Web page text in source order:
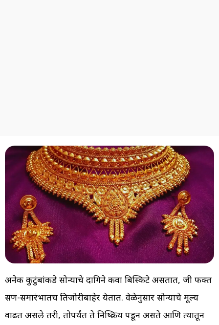
अनेक कुटुंबांकडे सोन्याचे दागिने किंवा बिस्किटे असतात, जी फक्त
सण-समारंभातच तिजोरीबाहेर येतात. वेळेनुसार सोन्याचे मूल्य
वाढत असले तरी, तोपर्यंत ते निष्क्रिय पडून असते आणि त्यातून